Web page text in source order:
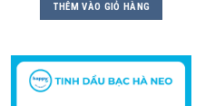
THÊM VÀO GIỎ HÀNG